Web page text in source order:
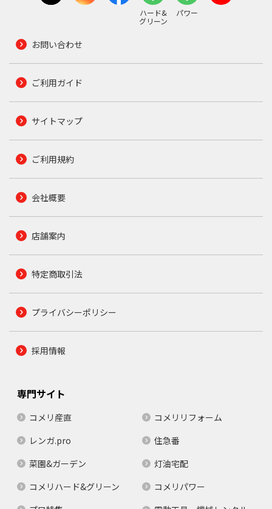
ハード&
グリーン
パワー
お問い合わせ
ご利用ガイド
サイトマップ
ご利用規約
会社概要
店舗案内
特定商取引法
プライバシーポリシー
採用情報
専門サイト
コメリ産直
コメリリフォーム
レンガ.pro
住急番
菜園&ガーデン
灯油宅配
コメリハード&グリーン
コメリパワー